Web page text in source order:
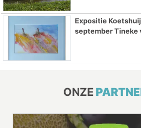
Expositie
september Tineke
ONZE